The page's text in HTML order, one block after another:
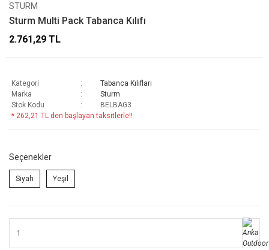
STURM
Sturm Multi Pack Tabanca Kılıfı
2.761,29 TL
Kategori
Tabanca Kılıfları
Marka
Sturm
Stok Kodu
BELBAG3
* 262,21 TL den başlayan taksitlerle!!
Seçenekler
Siyah Yeşil